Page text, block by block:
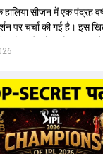
सीजन में एक पंद्रह
पर चर्चा की गई है। इस
कैप और मोस्ट वैल्युएबल
गया है कि ऑस्ट्रेलियाई टीम
शुरुआत में लोगों को इस
को एक बेहतरीन बल्लेबाज
मारने की क्षमता रखता है।
वाली टीम के अलावा इस
रहा है, जिसे देखने के लिए